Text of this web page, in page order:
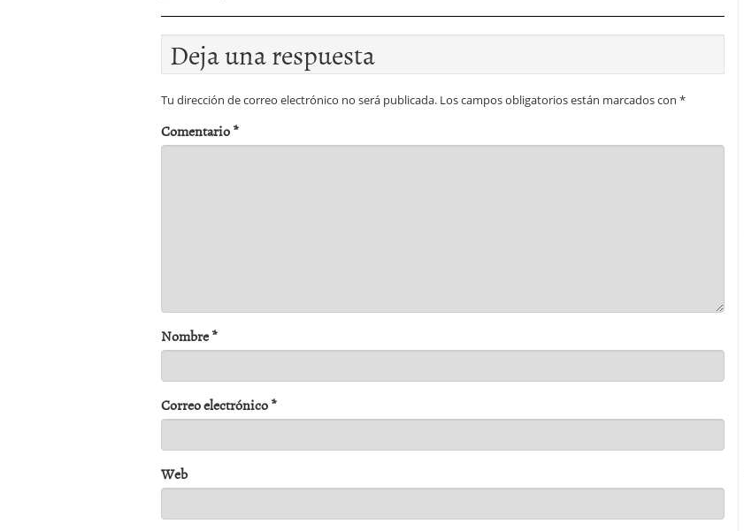
Deja una respuesta
Tu dirección de correo electrónico no será publicada. Los campos obligatorios están marcados con *
Comentario*
Nombre*
Correo electrónico*
Web